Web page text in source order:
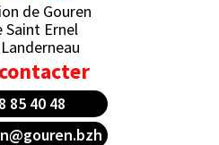
de Gouren
Saint Ernel
85 40 48